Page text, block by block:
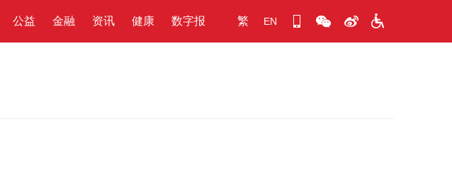
公益 金融 资讯 健康 数字报 繁 EN